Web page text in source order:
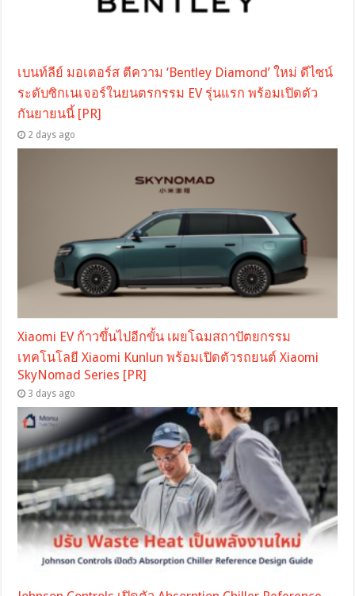
เบนท์ลีย์ มอเตอร์ส ตีความ ‘Bentley Diamond’ ใหม่ ดีไซน์
ระดับซิกเนเจอร์ในยนตรกรรม EV รุ่นแรก พร้อมเปิดตัว
กันยายนนี้ [PR]
2 days ago
Xiaomi EV ก้าวขึ้นไปอีกขั้น เผยโฉมสถาปัตยกรรม
เทคโนโลยี Xiaomi Kunlun พร้อมเปิดตัวรถยนต์ Xiaomi
SkyNomad Series [PR]
3 days ago